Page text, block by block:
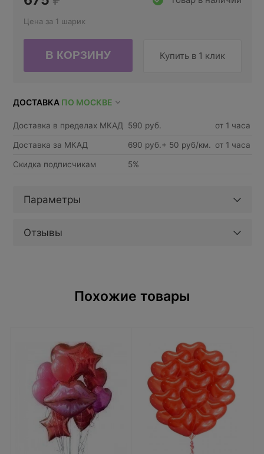
Цена за 1 шарик
Купить в 1 клик
ДОСТАВКА ПО МОСКВЕ
Доставка в пределах МКАД 590 руб. от 1 часа
Доставка за МКАД 690 руб.+ 50 руб/км. от 1 часа
Скидка подписчикам 5%
Параметры
Отзывы
Похожие товары